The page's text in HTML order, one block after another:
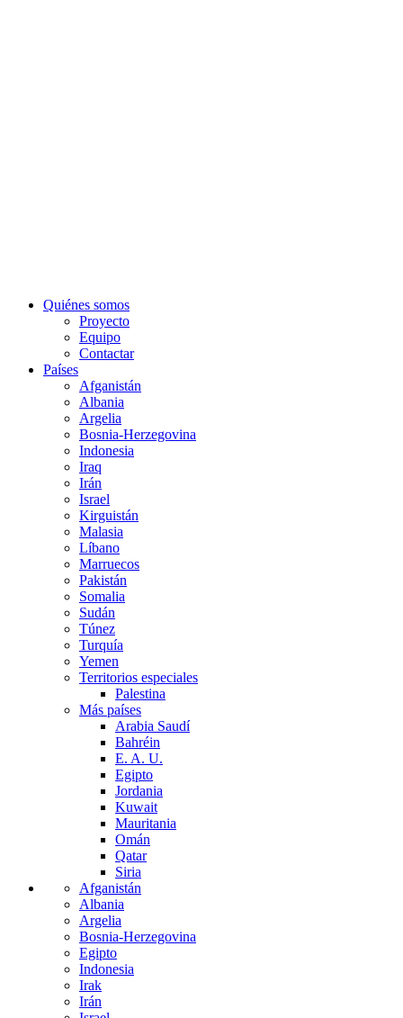
Quiénes somos
Proyecto
Equipo
Contactar
Países
Afganistán
Albania
Argelia
Bosnia-Herzegovina
Indonesia
Iraq
Irán
Israel
Kirguistán
Malasia
Líbano
Marruecos
Pakistán
Somalia
Sudán
Túnez
Turquía
Yemen
Territorios especiales
Palestina
Más países
Arabia Saudí
Bahréin
E. A. U.
Egipto
Jordania
Kuwait
Mauritania
Omán
Qatar
Siria
Afganistán
Albania
Argelia
Bosnia-Herzegovina
Egipto
Indonesia
Irak
Irán